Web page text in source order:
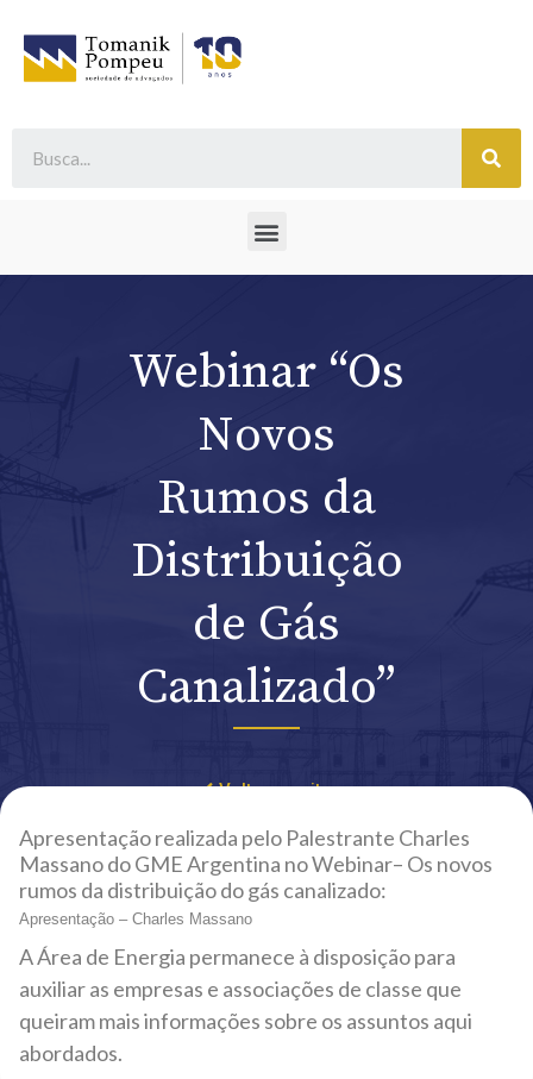
Webinar “Os
Novos
Rumos da
Distribuição
de Gás
Canalizado”
Voltar ao site
Apresentação realizada pelo Palestrante Charles
Massano do GME Argentina no Webinar– Os novos
rumos da distribuição do gás canalizado:
Apresentação – Charles Massano
A Área de Energia permanece à disposição para
auxiliar as empresas e associações de classe que
queiram mais informações sobre os assuntos aqui
abordados.